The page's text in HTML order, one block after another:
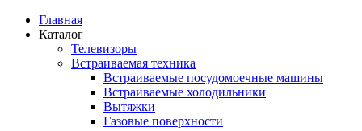
Главная
Каталог
Телевизоры
Встраиваемая техника
Встраиваемые посудомоечные машины
Встраиваемые холодильники
Вытяжки
Газовые поверхности